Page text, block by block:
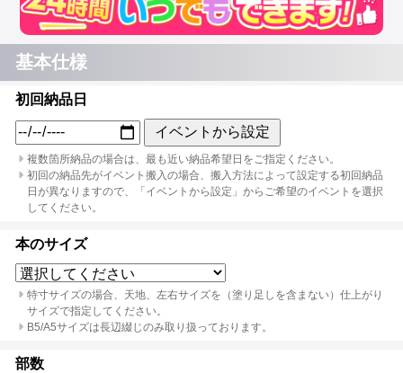
基本仕様
初回納品日
イベントから設定
複数箇所納品の場合は、最も近い納品希望日をご指定ください。
初回の納品先がイベント搬入の場合、搬入方法によって設定する初回納品
日が異なりますので、「イベントから設定」からご希望のイベントを選択
してください。
本のサイズ
特寸サイズの場合、天地、左右サイズを（塗り足しを含まない）仕上がり
サイズで指定してください。
B5/A5サイズは長辺綴じのみ取り扱っております。
部数